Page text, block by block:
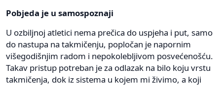
Pobjeda je u samospoznaji
U ozbiljnoj atletici nema prečica do uspjeha i put, samo
do nastupa na takmičenju, popločan je napornim
višegodišnjim radom i nepokolebljivom posvećenošću.
Takav pristup potreban je za odlazak na bilo koju vrstu
takmičenja, dok iz sistema u kojem mi živimo, a koji